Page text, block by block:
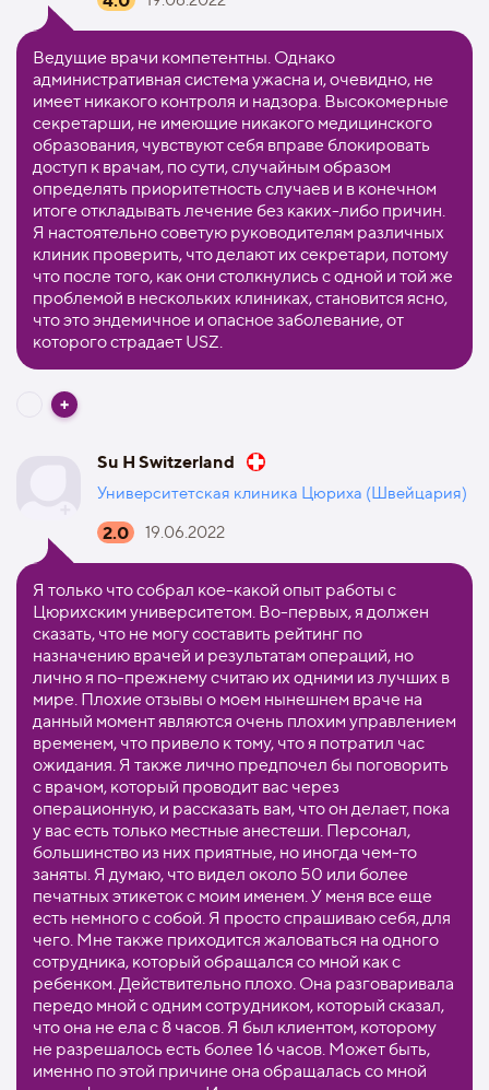
Ведущие врачи компетентны. Однако
административная система ужасна и, очевидно, не
имеет никакого контроля и надзора. Высокомерные
секретарши, не имеющие никакого медицинского
образования, чувствуют себя вправе блокировать
доступ к врачам, по сути, случайным образом
определять приоритетность случаев и в конечном
итоге откладывать лечение без каких-либо причин.
Я настоятельно советую руководителям различных
клиник проверить, что делают их секретари, потому
что после того, как они столкнулись с одной и той же
проблемой в нескольких клиниках, становится ясно,
что это эндемичное и опасное заболевание, от
которого страдает USZ.
Su H Switzerland
Университетская клиника Цюриха (Швейцария)
2.0 19.06.2022
Я только что собрал кое-какой опыт работы с
Цюрихским университетом. Во-первых, я должен
сказать, что не могу составить рейтинг по
назначению врачей и результатам операций, но
лично я по-прежнему считаю их одними из лучших в
мире. Плохие отзывы о моем нынешнем враче на
данный момент являются очень плохим управлением
временем, что привело к тому, что я потратил час
ожидания. Я также лично предпочел бы поговорить
с врачом, который проводит вас через
операционную, и рассказать вам, что он делает, пока
у вас есть только местные анестеши. Персонал,
большинство из них приятные, но иногда чем-то
заняты. Я думаю, что видел около 50 или более
печатных этикеток с моим именем. У меня все еще
есть немного с собой. Я просто спрашиваю себя, для
чего. Мне также приходится жаловаться на одного
сотрудника, который обращался со мной как с
ребенком. Действительно плохо. Она разговаривала
передо мной с одним сотрудником, который сказал,
что она не ела с 8 часов. Я был клиентом, которому
не разрешалось есть более 16 часов. Может быть,
именно по этой причине она обращалась со мной